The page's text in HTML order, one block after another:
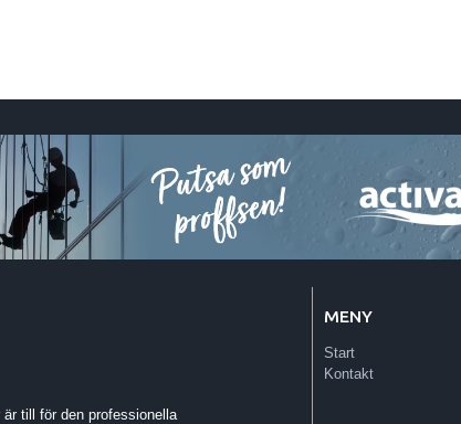
till för den professionella
MENY
Start
Kontakt